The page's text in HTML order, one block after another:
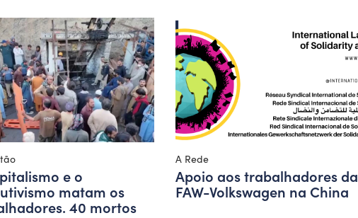
e o
matam os
40 mortos
A Rede
Apoio aos trabalhadores da
FAW-Volkswagen na China